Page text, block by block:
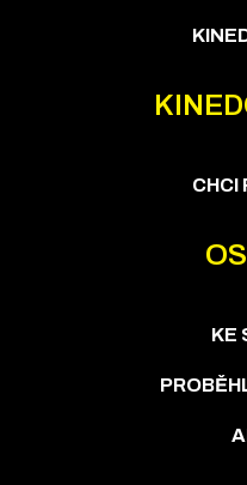
CHCI
KE